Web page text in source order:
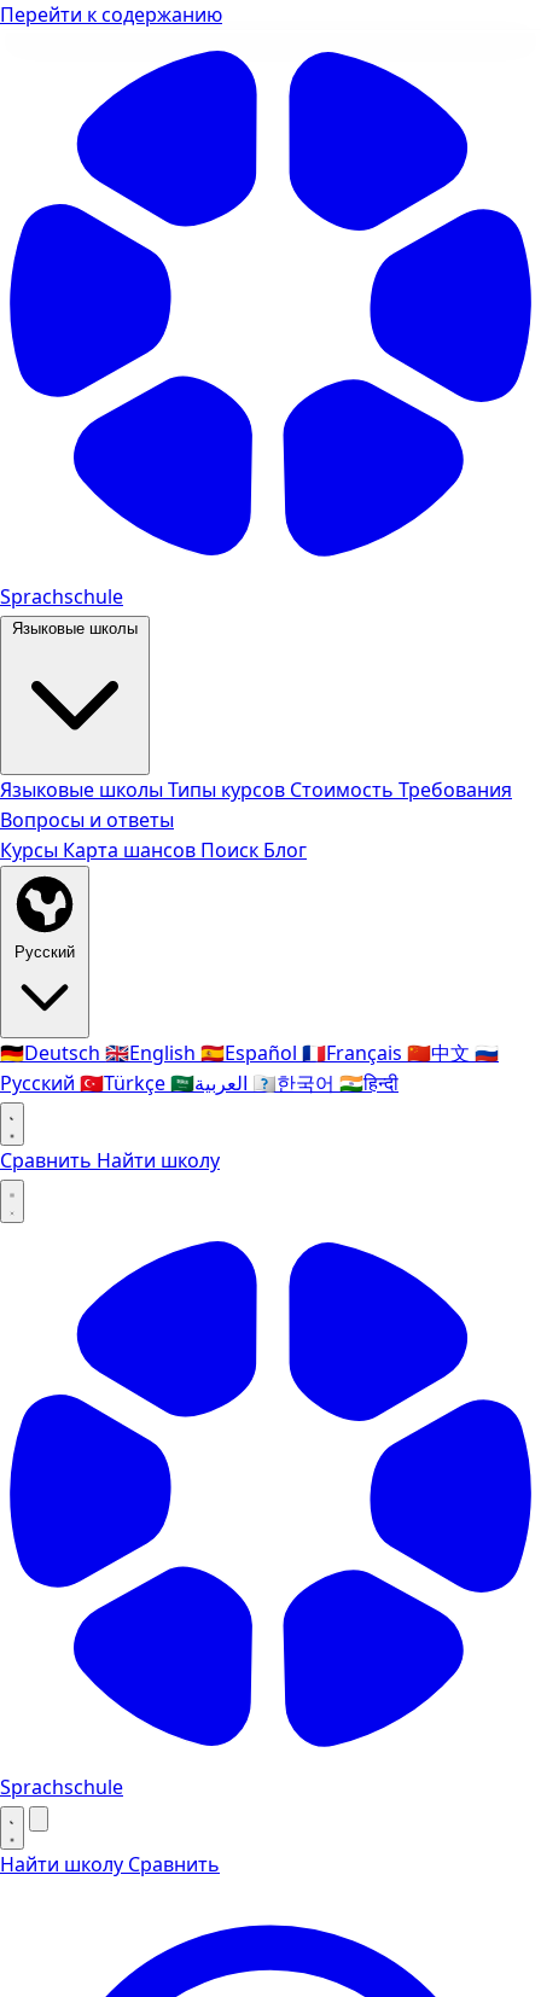
Перейти к содержанию
Sprachschule
Языковые школы
Языковые школыТипы курсов Стоимость Требования
Вопросы и ответы
Курсы Карта шансов Поиск Блог
Русский
🇩🇪Deutsch 🇬🇧English 🇪🇸Español 🇫🇷Français 🇨🇳中文 🇷🇺
Русский 🇹🇷Türkçe🇸🇦 🇰🇷한국어 🇮🇳हिन्दी
Сравнить Найти школу
Sprachschule
Найти школу Сравнить